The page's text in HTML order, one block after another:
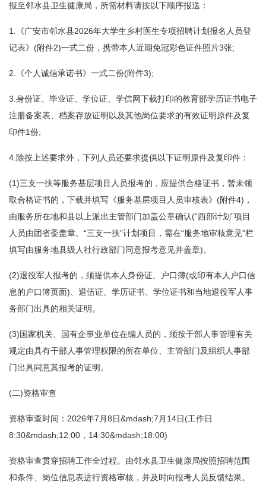
报至邻水县卫生健康局，所需材料请按以下顺序报送：
1.《广安市邻水县2026年大学生乡村医生专项招聘计划报名人员登
记表》(附件2)一式二份，携带本人近期免冠彩色证件照片3张;
2.《个人诚信承诺书》一式二份(附件3);
3.身份证、毕业证、学位证、学信网下载打印的教育部学历证书电子
注册备案表、档案存放证明以及其他岗位要求的有效证明原件及复
印件1份;
4.除按上述要求外，下列人员还要求提供以下证明原件及复印件：
(1)三支一扶等服务基层项目人员报考的，应提供合格证书，暂未领
取合格证书的，下载并填写《服务基层项目人员审核表》(附件4)，
由服务所在地和县以上派出主管部门加盖公章确认(“西部计划”项目
人员由团省委盖章。“三支一扶”计划项目，需在“服务地审核意见”栏
填写由服务地县级人社行政部门同意报考意见并盖章)。
(2)退役军人报考的，须提供本人身份证、户口簿(或印有本人户口信
息的户口簿页面)、退伍证、学历证书、学位证书和当地退役军人事
务部门出具的相关证明。
(3)国家机关、国有企事业单位在编人员的，须按干部人事管理有关
规定由具有干部人事管理权限的所在单位、主管部门及组织人事部
门出具同意其报考的证明。
(二)资格审查
资格审查时间：2026年7月8日&mdash;7月14日(工作日
8:30&mdash;12:00，14:30&mdash;18:00)
资格审查贯穿招聘工作全过程。由邻水县卫生健康局按照招聘范围
和条件、岗位信息表进行资格审核，并及时向报考人员反馈结果。